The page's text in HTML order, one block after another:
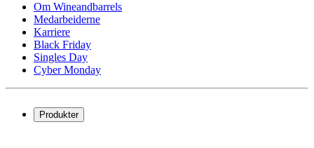
Om Wineandbarrels
Medarbeiderne
Karriere
Black Friday
Singles Day
Cyber Monday
Produkter